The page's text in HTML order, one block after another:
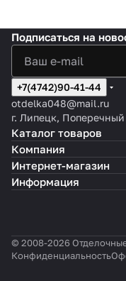
Подписаться на
+7(4742)90-41-44
otdelka048@mail.ru
г. Липецк,
Каталог товаров
Компания
Интернет-магазин
Информация
© 2008-2026
Конфиденциальность